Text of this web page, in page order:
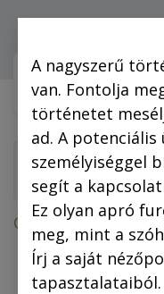
Összes termék
Vászonkép:
cm
A nagyszerű
van. Fontolja
történetet
ad. A potenciális
személyiséggel
segít a
Ez olyan apró
meg, mint a
Írj a saját
tapasztalataiból.